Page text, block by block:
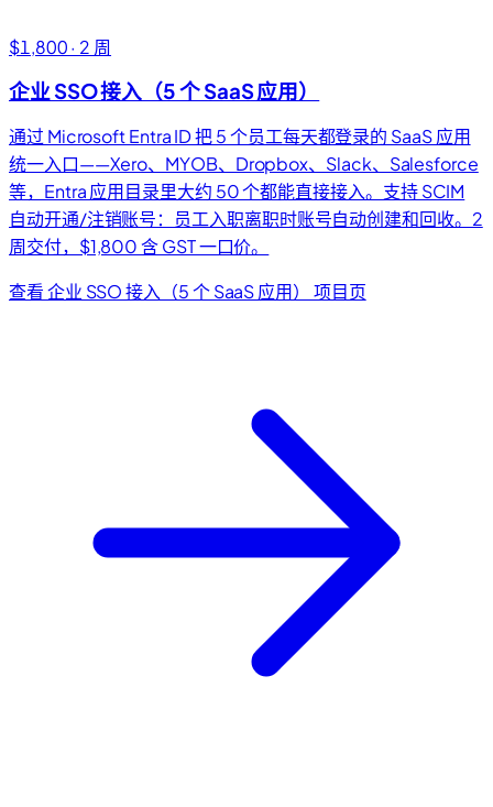
$1,800 · 2 周
企业 SSO 接入（5 个 SaaS 应用）
通过 Microsoft Entra ID 把 5 个员工每天都登录的 SaaS 应用
统一入口——Xero、MYOB、Dropbox、Slack、Salesforce
等，Entra 应用目录里大约 50 个都能直接接入。支持 SCIM
自动开通/注销账号：员工入职离职时账号自动创建和回收。2
周交付，$1,800 含 GST 一口价。
查看 企业 SSO 接入（5 个 SaaS 应用） 项目页